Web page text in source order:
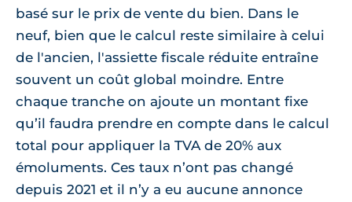
basé sur le prix de vente du bien. Dans le
neuf, bien que le calcul reste similaire à celui
de l'ancien, l'assiette fiscale réduite entraîne
souvent un coût global moindre. Entre
chaque tranche on ajoute un montant fixe
qu’il faudra prendre en compte dans le calcul
total pour appliquer la TVA de 20% aux
émoluments. Ces taux n’ont pas changé
depuis 2021 et il n’y a eu aucune annonce